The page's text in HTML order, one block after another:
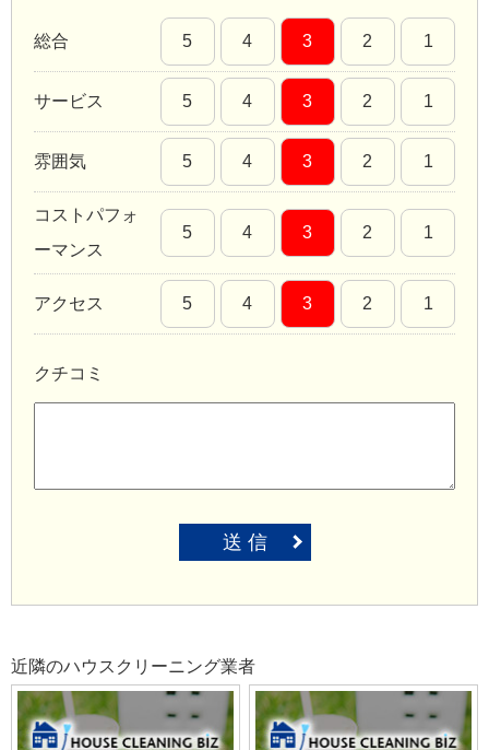
総合 5 4 3 2 1
サービス 5 4 3 2 1
雰囲気 5 4 3 2 1
コストパフォ
ーマンス
5 4 3 2 1
アクセス 5 4 3 2 1
クチコミ
送 信
近隣のハウスクリーニング業者